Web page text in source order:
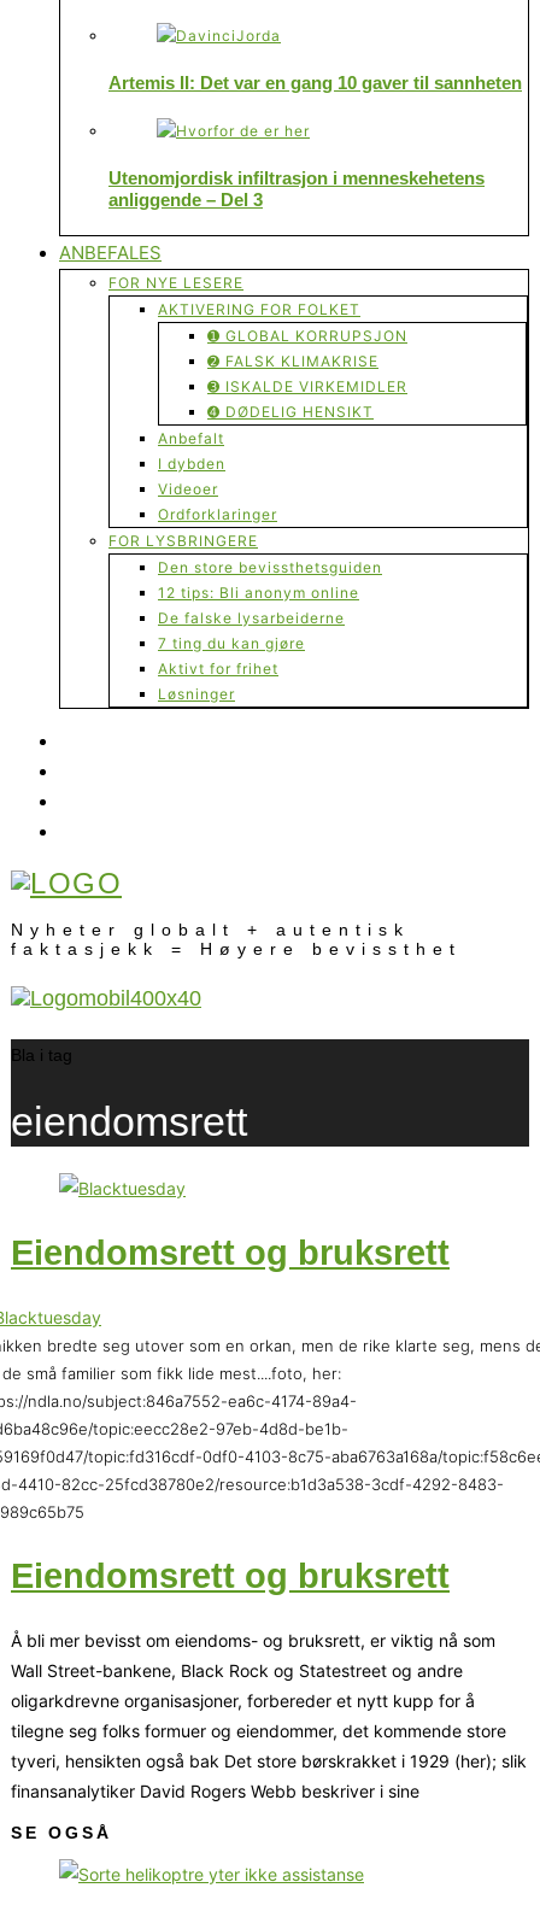
Artemis II: Det var en gang 10 gaver til sannheten
Utenomjordisk infiltrasjon i menneskehetens
anliggende – Del 3
ANBEFALES
FOR NYE LESERE
AKTIVERING FOR FOLKET
➊ GLOBAL KORRUPSJON
➋ FALSK KLIMAKRISE
➌ ISKALDE VIRKEMIDLER
➍ DØDELIG HENSIKT
Anbefalt
I dybden
Videoer
Ordforklaringer
FOR LYSBRINGERE
Den store bevissthetsguiden
12 tips: Bli anonym online
De falske lysarbeiderne
7 ting du kan gjøre
Aktivt for frihet
Løsninger
Nyheter globalt + autentisk
faktasjekk = Høyere bevissthet
Bla i tag
eiendomsrett
Eiendomsrett og bruksrett
bredte seg utover som en orkan, men de rike klarte seg, mens
små familier som fikk lide mest....foto, her:
ndla.no/subject:846a7552-ea6c-4174-89a4-
topic:eecc28e2-97eb-4d8d-be1b-
topic:fd316cdf-0df0-4103-8c75-aba6763a168a/
4410-82cc-25fcd38780e2/resource:b1d3a538-3cdf-4292-8483-
Eiendomsrett og bruksrett
Å bli mer bevisst om eiendoms- og bruksrett, er viktig nå som
Wall Street-bankene, Black Rock og Statestreet og andre
oligarkdrevne organisasjoner, forbereder et nytt kupp for å
tilegne seg folks formuer og eiendommer, det kommende store
tyveri, hensikten også bak Det store børskrakket i 1929 (her); slik
finansanalytiker David Rogers Webb beskriver i sine
SE OGSÅ